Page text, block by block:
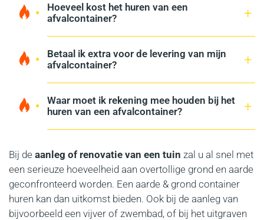
Hoeveel kost het huren van een
afvalcontainer?
Betaal ik extra voor de levering van mijn
afvalcontainer?
Waar moet ik rekening mee houden bij het
huren van een afvalcontainer?
Bij de aanleg of renovatie van een tuin zal u al snel met
een serieuze hoeveelheid aan overtollige grond en aarde
geconfronteerd worden. Een aarde & grond container
huren kan dan uitkomst bieden. Ook bij de aanleg van
bijvoorbeeld een vijver of zwembad, of bij het uitgraven